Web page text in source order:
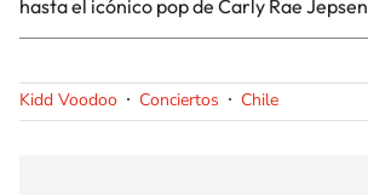
hasta el icónico pop de Carly Rae Jepsen
Kidd Voodoo Conciertos Chile